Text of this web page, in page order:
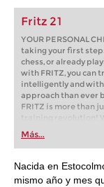
Fritz 21
YOUR PERSONAL
taking your first
chess, or already
with FRITZ, you can
intelligently and
approach than ever
FRITZ is more than
training revolution!
first steps into the
playing at a
train more
more personalised
Más...
Nacida en
mismo año y mes